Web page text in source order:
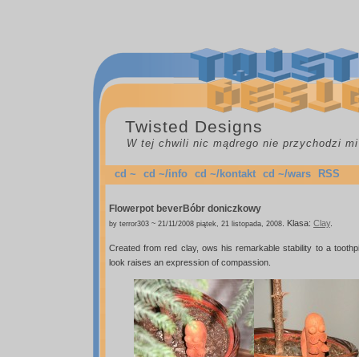
Twisted Designs
W tej chwili nic mądrego nie przychodzi mi
cd ~ cd ~/info cd ~/kontakt cd ~/wars RSS
Flowerpot beverBóbr doniczkowy
by terror303 ~ 21/11/2008 piątek, 21 listopada, 2008 Klasa: Clay.
Created from red clay, ows his remarkable stability to a
look raises an expression of compassion.